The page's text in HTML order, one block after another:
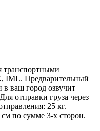
транспортными
IML. Предварительный
в ваш город озвучит
отправки груза через
25 кг.
по сумме 3-х сторон.